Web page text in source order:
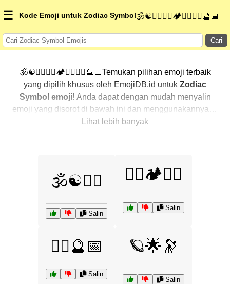
☰ Kode Emoji untuk Zodiac Symbol🕉️☯️🧘‍♀️🧗‍♂️🏕️🚵‍♀️🧙‍♂️🔮📅
Cari
🕉️☯️🧘‍♀️🧗‍♂️🏕️🚵‍♀️🧙‍♂️🔮📅Temukan pilihan emoji terbaik
yang dipilih khusus oleh EmojiDB.id untuk Zodiac
Symbol emoji! Anda dapat dengan mudah menyalin
emoji yang disorot di bawah ini dan menggunakannya di
percakapan Anda untuk menambahkan sentuhan
lainnya untuk menemukan cara baru dalam
mengekspresikan
Zodiac Symbol dengan emoji
Lihat lebih banyak
🕉️☯️🧘‍♀️
Salin
🧗‍♂️🏕️🚵‍♀️
Salin
🧙‍♂️🔮📅
Salin
🪐🌟🔭
Salin